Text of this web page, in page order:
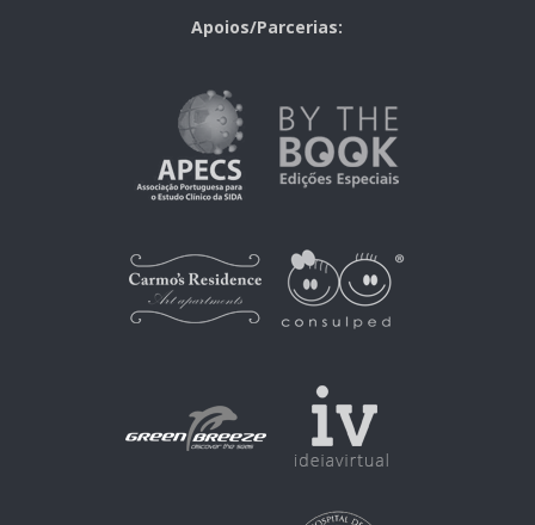
Apoios/Parcerias: